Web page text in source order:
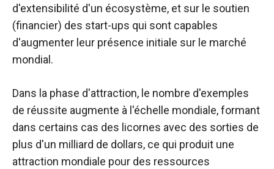
d'extensibilité d'un écosystème, et sur le soutien
(financier) des start-ups qui sont capables
d'augmenter leur présence initiale sur le marché
mondial.
Dans la phase d'attraction, le nombre d'exemples
de réussite augmente à l'échelle mondiale, formant
dans certains cas des licornes avec des sorties de
plus d'un milliard de dollars, ce qui produit une
attraction mondiale pour des ressources